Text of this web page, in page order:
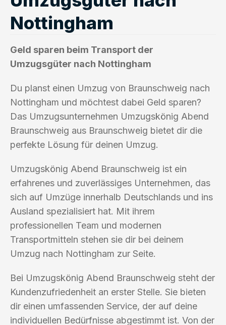
Nottingham
Geld sparen beim Transport der
Umzugsgüter nach Nottingham
Du planst einen Umzug von Braunschweig nach
Nottingham und möchtest dabei Geld sparen?
Das Umzugsunternehmen Umzugskönig Abend
Braunschweig aus Braunschweig bietet dir die
perfekte Lösung für deinen Umzug.
Umzugskönig Abend Braunschweig ist ein
erfahrenes und zuverlässiges Unternehmen, das
sich auf Umzüge innerhalb Deutschlands und ins
Ausland spezialisiert hat. Mit ihrem
professionellen Team und modernen
Transportmitteln stehen sie dir bei deinem
Umzug nach Nottingham zur Seite.
Bei Umzugskönig Abend Braunschweig steht der
Kundenzufriedenheit an erster Stelle. Sie bieten
dir einen umfassenden Service, der auf deine
individuellen Bedürfnisse abgestimmt ist. Von der